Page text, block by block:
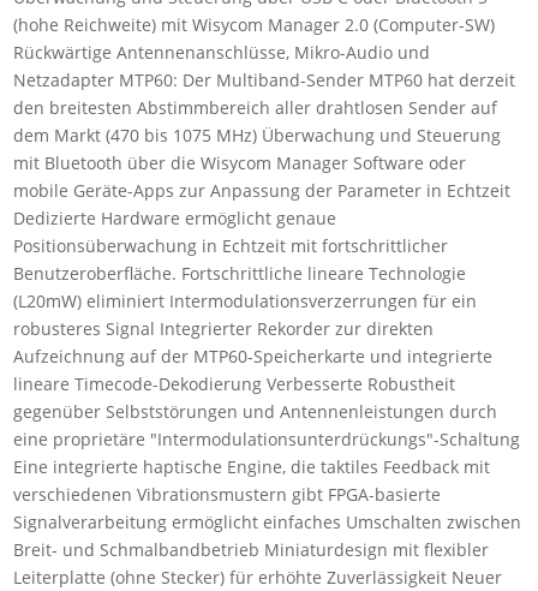
(hohe Reichweite) mit Wisycom Manager 2.0 (Computer-SW)
Rückwärtige Antennenanschlüsse, Mikro-Audio und
Netzadapter MTP60: Der Multiband-Sender MTP60 hat derzeit
den breitesten Abstimmbereich aller drahtlosen Sender auf
dem Markt (470 bis 1075 MHz) Überwachung und Steuerung
mit Bluetooth über die Wisycom Manager Software oder
mobile Geräte-Apps zur Anpassung der Parameter in Echtzeit
Dedizierte Hardware ermöglicht genaue
Positionsüberwachung in Echtzeit mit fortschrittlicher
Benutzeroberfläche. Fortschrittliche lineare Technologie
(L20mW) eliminiert Intermodulationsverzerrungen für ein
robusteres Signal Integrierter Rekorder zur direkten
Aufzeichnung auf der MTP60-Speicherkarte und integrierte
lineare Timecode-Dekodierung Verbesserte Robustheit
gegenüber Selbststörungen und Antennenleistungen durch
eine proprietäre "Intermodulationsunterdrückungs"-Schaltung
Eine integrierte haptische Engine, die taktiles Feedback mit
verschiedenen Vibrationsmustern gibt FPGA-basierte
Signalverarbeitung ermöglicht einfaches Umschalten zwischen
Breit- und Schmalbandbetrieb Miniaturdesign mit flexibler
Leiterplatte (ohne Stecker) für erhöhte Zuverlässigkeit Neuer